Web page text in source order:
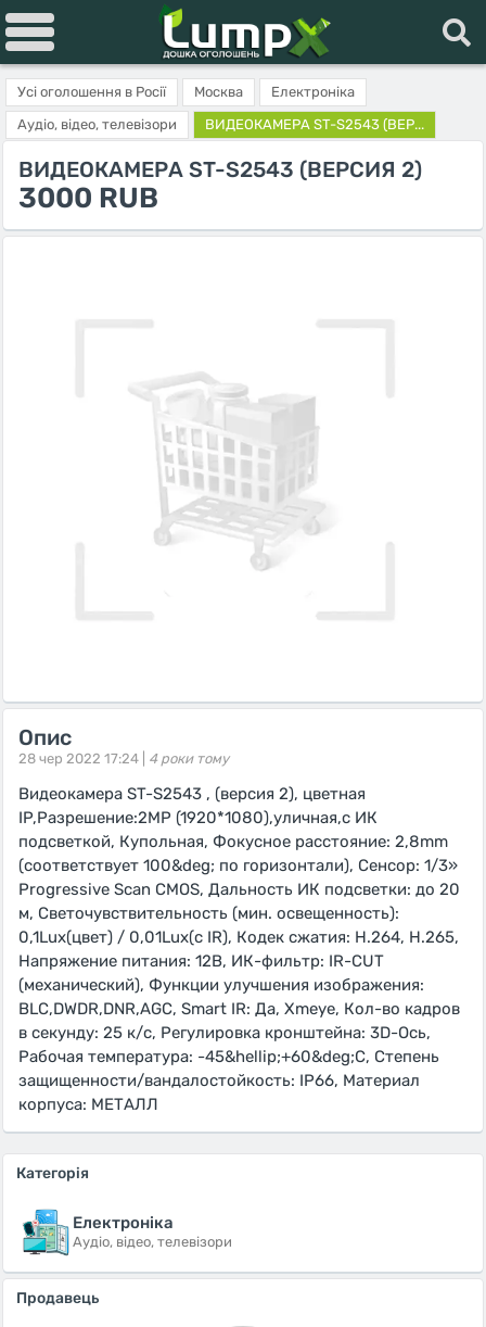
Усі оголошення в Росії Москва
Електроніка
Аудіо, відео, телевізори
ВИДЕОКАМЕРА ST-S2543 (ВЕР...
ВИДЕОКАМЕРА ST-S2543 (ВЕРСИЯ 2)
3000 RUB
Опис
28 чер 2022 17:24 | 4 роки тому
Видеокамера ST-S2543 , (версия 2), цветная
IP,Разрешение:2MP (1920*1080),уличная,с ИК
подсветкой, Купольная, Фокусное расстояние: 2,8mm
(соответствует 100&deg; по горизонтали), Сенсор: 1/3»
Progressive Scan CMOS, Дальность ИК подсветки: до 20
м, Светочувствительность (мин. освещенность):
0,1Lux(цвет) / 0,01Lux(с IR), Кодек сжатия: H.264, H.265,
Напряжение питания: 12В, ИК-фильтр: IR-CUT
(механический), Функции улучшения изображения:
BLC,DWDR,DNR,AGC, Smart IR: Да, Xmeye, Кол-во кадров
в секунду: 25 к/с, Регулировка кронштейна: 3D-Ось,
Рабочая температура: -45&hellip;+60&deg;С, Степень
защищенности/вандалостойкость: IP66, Материал
корпуса: МЕТАЛЛ
Категорія
Електроніка
Аудіо, відео, телевізори
Продавець